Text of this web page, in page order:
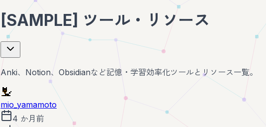
[SAMPLE] ツール・リソース
Anki、Notion、Obsidianなど記憶・学習効率化ツールとリソース一覧。
mio_yamamoto
4 か月前